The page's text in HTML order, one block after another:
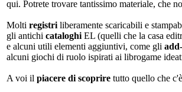
qui. Potrete trovare tantissimo materiale, che
Molti registri liberamente scaricabili e
gli antichi cataloghi EL (quelli che la casa
e alcuni utili elementi aggiuntivi, come gli
alcuni giochi di ruolo ispirati ai librogame
A voi il piacere di scoprire tutto quello che